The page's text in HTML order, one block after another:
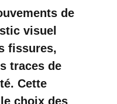
de
visuel
fissures,
traces de
Cette
choix des